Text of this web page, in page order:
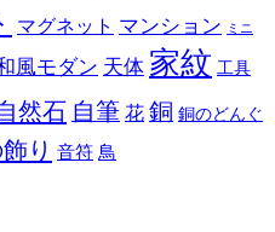
マグネット マンション ミニ
風モダン 天体 家紋 工具
然石 自筆 花 銅 銅のどんぐ
り 音符 鳥